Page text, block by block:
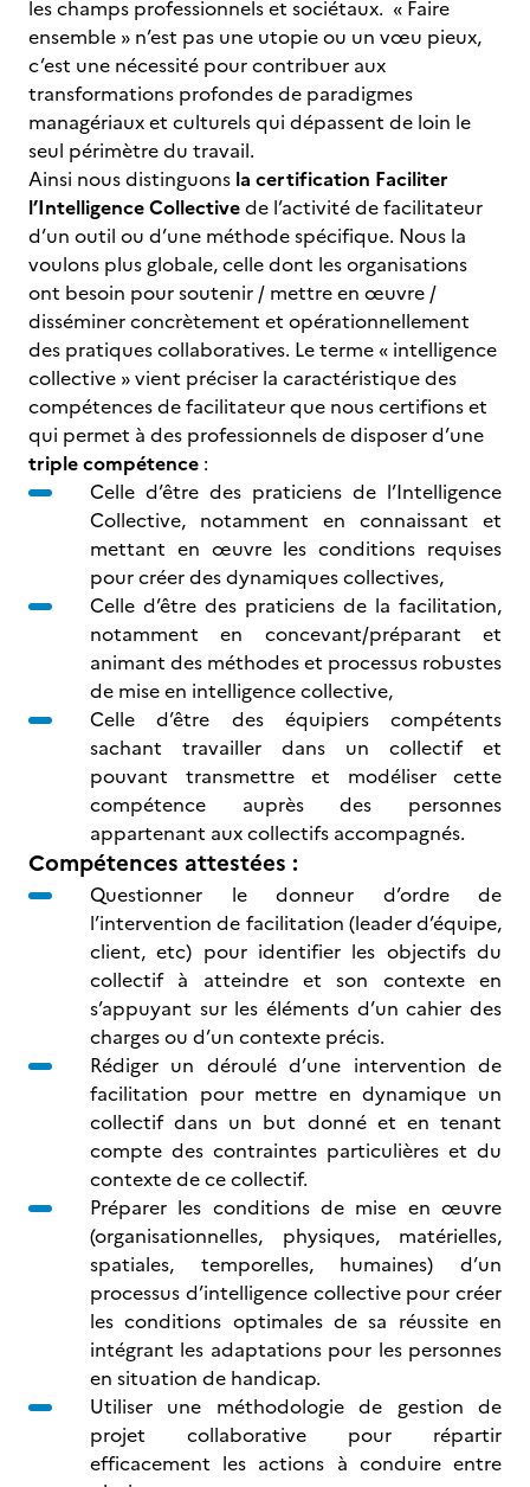
les champs professionnels et sociétaux. « Faire
ensemble » n’est pas une utopie ou un vœu pieux,
c’est une nécessité pour contribuer aux
transformations profondes de paradigmes
managériaux et culturels qui dépassent de loin le
seul périmètre du travail.
Ainsi nous distinguons la certification Faciliter
l’Intelligence Collectivede l’activité de facilitateur
d’un outil ou d’une méthode spécifique. Nous la
voulons plus globale, celle dont les organisations
ont besoin pour soutenir / mettre en œuvre /
disséminer concrètement et opérationnellement
des pratiques collaboratives. Le terme « intelligence
collective » vient préciser la caractéristique des
compétences de facilitateur que nous certifions et
qui permet à des professionnels de disposer d’une
triple compétence :
Celle d’être des praticiens de l’Intelligence
Collective, notamment en connaissant et
mettant en œuvre les conditions requises
pour créer des dynamiques collectives,
Celle d’être des praticiens de la facilitation,
notamment en concevant/préparant et
animant des méthodes et processus robustes
de mise en intelligence collective,
Celle d’être des équipiers compétents
sachant travailler dans un collectif et
pouvant transmettre et modéliser cette
compétence auprès des personnes
appartenant aux collectifs accompagnés.
Compétences attestées :
Questionner le donneur d’ordre de
l’intervention de facilitation (leader d’équipe,
client, etc) pour identifier les objectifs du
collectif à atteindre et son contexte en
s’appuyant sur les éléments d’un cahier des
charges ou d’un contexte précis.
Rédiger un déroulé d’une intervention de
facilitation pour mettre en dynamique un
collectif dans un but donné et en tenant
compte des contraintes particulières et du
contexte de ce collectif.
Préparer les conditions de mise en œuvre
(organisationnelles, physiques, matérielles,
spatiales, temporelles, humaines) d’un
processus d’intelligence collective pour créer
les conditions optimales de sa réussite en
intégrant les adaptations pour les personnes
en situation de handicap.
Utiliser une méthodologie de gestion de
projet collaborative pour répartir
efficacement les actions à conduire entre